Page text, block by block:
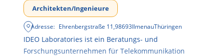
Architekten/Ingenieure
Adresse: Ehrenbergstraße 11,98693IlmenauThüringen
IDEO Laboratories ist ein Beratungs- und
Forschungsunternehmen für Telekommunikation